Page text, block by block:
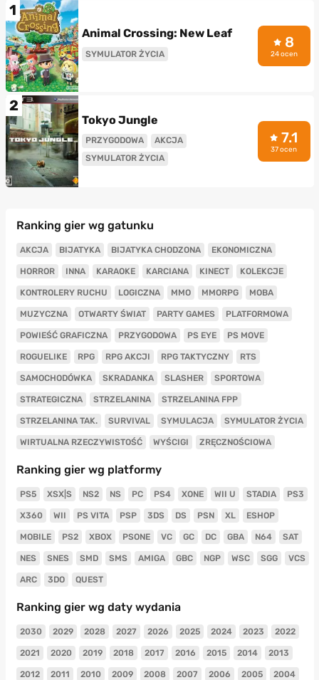
1
Animal Crossing: New Leaf
SYMULATOR ŻYCIA
8
24 ocen
2
Tokyo Jungle
PRZYGODOWA
AKCJA
SYMULATOR ŻYCIA
7.1
37 ocen
Ranking gier wg gatunku
AKCJA BIJATYKA BIJATYKA CHODZONA EKONOMICZNA
HORROR INNA KARAOKE KARCIANA KINECT KOLEKCJE
KONTROLERY RUCHU LOGICZNA MMO MMORPG MOBA
MUZYCZNA OTWARTY ŚWIAT PARTY GAMES PLATFORMOWA
POWIEŚĆ GRAFICZNA PRZYGODOWA PS EYE PS MOVE
ROGUELIKE RPG RPG AKCJI RPG TAKTYCZNY RTS
SAMOCHODÓWKA SKRADANKA SLASHER SPORTOWA
STRATEGICZNA STRZELANINA STRZELANINA FPP
STRZELANINA TAK. SURVIVAL SYMULACJA SYMULATOR ŻYCIA
WIRTUALNA RZECZYWISTOŚĆ WYŚCIGI ZRĘCZNOŚCIOWA
Ranking gier wg platformy
PS5 XSX|S NS2 NS PC PS4 XONE WII U STADIA PS3
X360 WII PS VITA PSP 3DS DS PSN XL ESHOP
MOBILE PS2 XBOX PSONE VC GC DC GBA N64 SAT
NES SNES SMD SMS AMIGA GBC NGP WSC SGG VCS
ARC 3DO QUEST
Ranking gier wg daty wydania
2030 2029 2028 2027 2026 2025 2024 2023 2022
2021 2020 2019 2018 2017 2016 2015 2014 2013
2012 2011 2010 2009 2008 2007 2006 2005 2004